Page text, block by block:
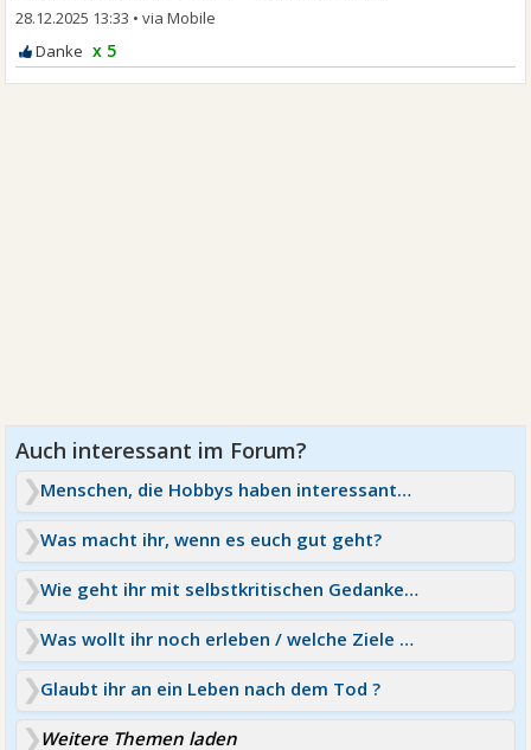
28.12.2025 13:33 •
x 5
Menschen, die Hobbys haben interessanter?
Was macht ihr, wenn es euch gut geht?
Wie geht ihr mit selbstkritischen Gedanken um?
Was wollt ihr noch erleben / welche Ziele habt ihr?
Glaubt ihr an ein Leben nach dem Tod ?
Weitere Themen laden